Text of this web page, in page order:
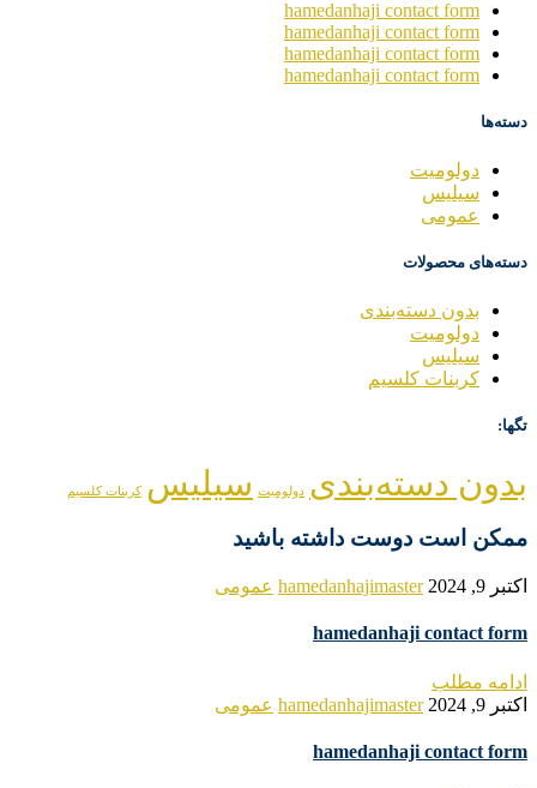
hamedanhaji contact form
hamedanhaji contact form
hamedanhaji contact form
hamedanhaji contact form
دسته‌ها
دولومیت
سیلیس
عمومی
دسته‌های محصولات
بدون دسته‌بندی
دولومیت
سیلیس
کربنات کلسیم
تگها:
بدون دسته‌بندی دولومیت سیلیس کربنات کلسیم
ممکن است دوست داشته باشید
اکتبر 9, 2024 hamedanhajimaster عمومی
hamedanhaji contact form
ادامه مطلب
اکتبر 9, 2024
hamedanhajimaster عمومی
hamedanhaji contact form